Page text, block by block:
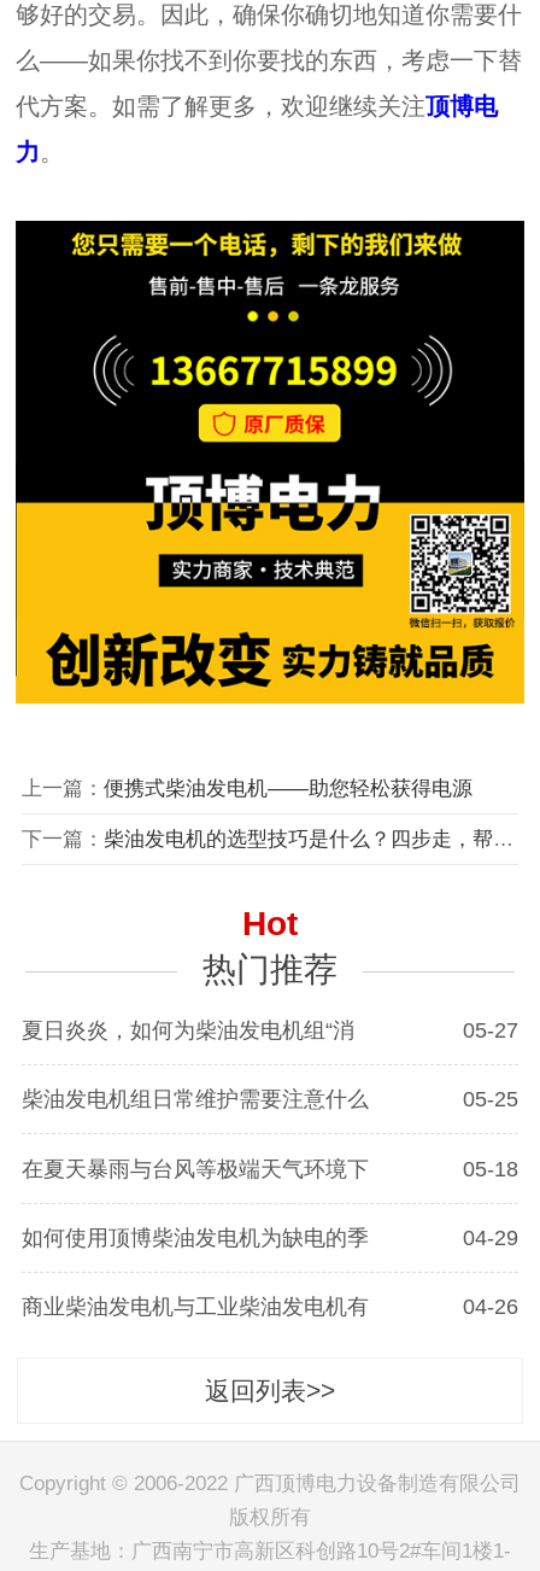
够好的交易。因此，确保你确切地知道你需要什
么——如果你找不到你要找的东西，考虑一下替
代方案。如需了解更多，欢迎继续关注顶博电
力。
上一篇： 便携式柴油发电机——助您轻松获得电源
下一篇： 柴油发电机的选型技巧是什么？四步走，帮你淘到合适的
Hot
热门推荐
夏日炎炎，如何为柴油发电机组“消 05-27
柴油发电机组日常维护需要注意什么 05-25
在夏天暴雨与台风等极端天气环境下 05-18
如何使用顶博柴油发电机为缺电的季 04-29
商业柴油发电机与工业柴油发电机有 04-26
返回列表>>
Copyright © 2006-2022 广西顶博电力设备制造有限公司
版权所有
生产基地：广西南宁市高新区科创路10号2#车间1楼1-